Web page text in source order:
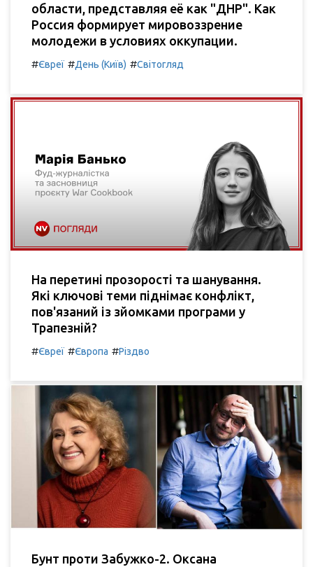
области, представляя её как "ДНР". Как
Россия формирует мировоззрение
молодежи в условиях оккупации.
#Євреї #День (Київ) #Світогляд
На перетині прозорості та шанування.
Які ключові теми піднімає конфлікт,
пов'язаний із зйомками програми у
Трапезній?
#Євреї #Європа #Різдво
Бунт проти Забужко-2. Оксана